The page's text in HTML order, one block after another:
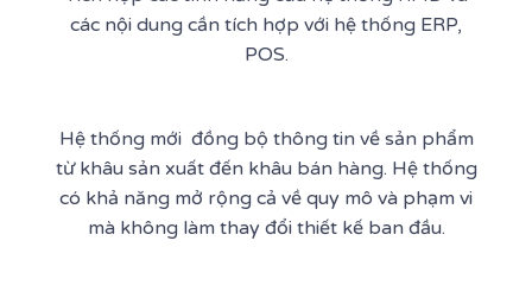
các nội dung cần tích hợp với hệ thống ERP,
POS.
Hệ thống mới đồng bộ thông tin về sản phẩm
từ khâu sản xuất đến khâu bán hàng. Hệ thống
có khả năng mở rộng cả về quy mô và phạm vi
mà không làm thay đổi thiết kế ban đầu.